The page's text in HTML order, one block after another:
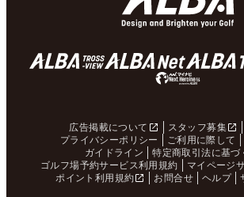
広告掲載について スタッフ募集
プライバシーポリシー
ご利用に際して
ガイドライン
特定商取引法に基づ
ゴルフ場予約サービス利用規約
マイページ
ポイント利用規約
お問合せ ヘルプ